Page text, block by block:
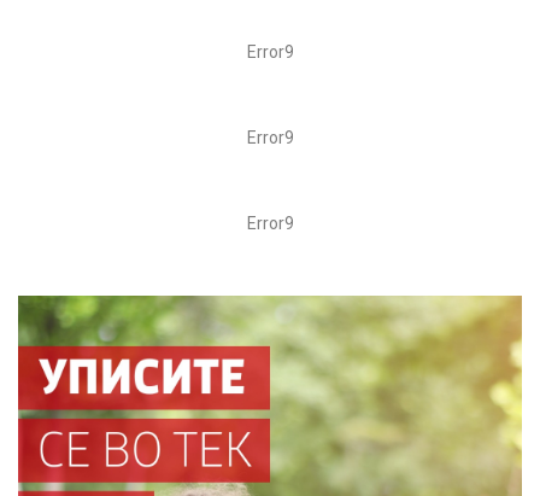
Error9
Error9
Error9